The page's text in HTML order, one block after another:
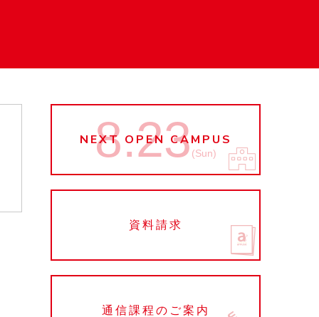
NEXT OPEN CAMPUS
8.23 (Sun)
資料請求
通信課程のご案内